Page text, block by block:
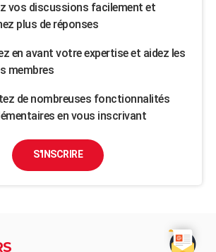
vos discussions facilement et
plus de réponses
en avant votre expertise et aidez les
membres
de nombreuses fonctionnalités
en vous inscrivant
S'INSCRIRE